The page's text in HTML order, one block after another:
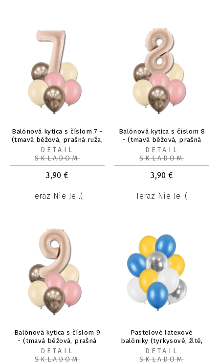
Balónová kytica s číslom 7 -
(tmavá béžová, prašná ruža,
alabaster, chróm
prosecco.)
3,90 €
Teraz Nie Je :(
DETAIL
SKLADOM
Balónová kytica s číslom 8
- (tmavá béžová, prašná
ruža, alabaster, chróm
prosecco.)
3,90 €
Teraz Nie Je :(
DETAIL
SKLADOM
Balónová kytica s číslom 9
- (tmavá béžová, prašná
ruža, alabaster, chróm
prosecco.)
DETAIL
SKLADOM
Pastelové latexové
balóniky (tyrkysové, žlté,
strieborné) mix 30 cm, 10
ks
DETAIL
SKLADOM